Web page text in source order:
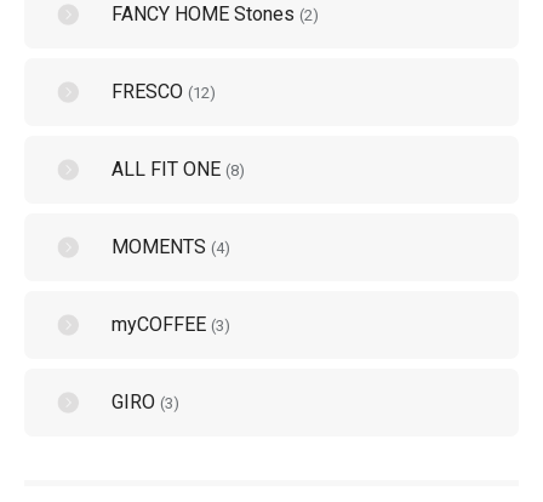
FANCY HOME Stones (2)
FRESCO (12)
ALL FIT ONE (8)
MOMENTS (4)
myCOFFEE (3)
GIRO (3)